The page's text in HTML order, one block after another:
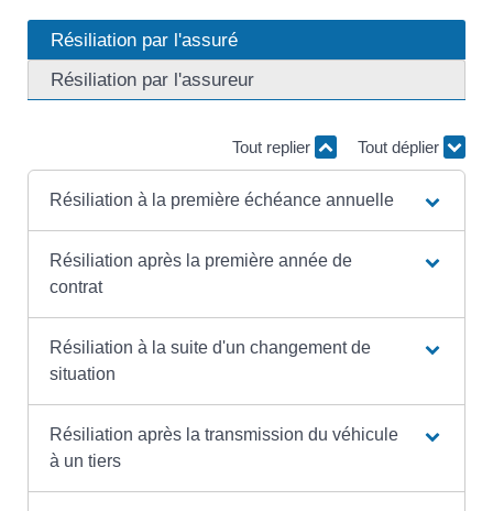
Résiliation par l'assuré
Résiliation par l'assureur
Tout replier Tout déplier
Résiliation à la première échéance annuelle
Résiliation après la première année de
contrat
Résiliation à la suite d'un changement de
situation
Résiliation après la transmission du véhicule
à un tiers